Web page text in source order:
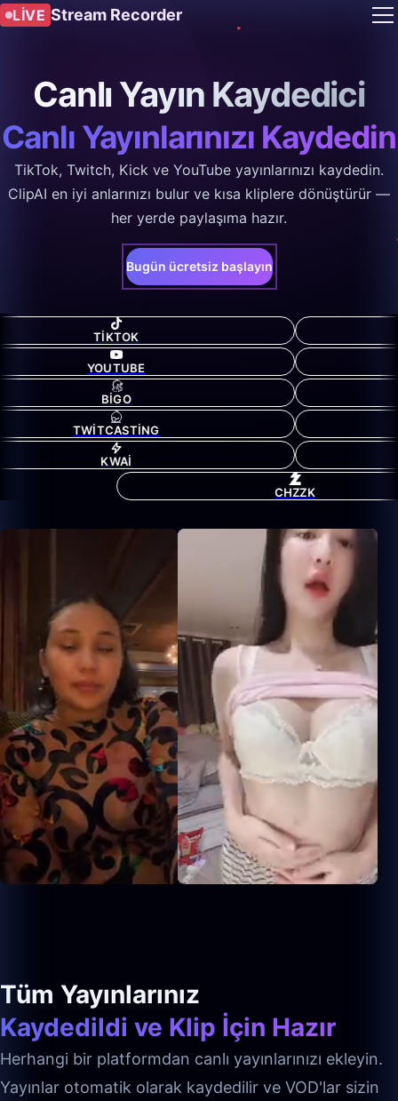
LIVE Stream Recorder
Canlı Yayın Kaydedici
Canlı Yayınlarınızı Kaydedin
TikTok, Twitch, Kick ve YouTube yayınlarınızı kaydedin.
ClipAI en iyi anlarınızı bulur ve kısa kliplere dönüştürür —
her yerde paylaşıma hazır.
Bugün ücretsiz başlayın
TIKTOK
YOUTUBE
BIGO
TWITCASTING
KWAI
CHZZK
Tüm Yayınlarınız
Kaydedildi ve Klip İçin Hazır
Herhangi bir platformdan canlı yayınlarınızı ekleyin.
Yayınlar otomatik olarak kaydedilir ve VOD'lar sizin